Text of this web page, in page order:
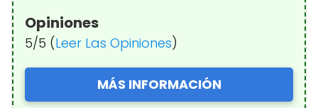
Opiniones
5/5 (Leer Las Opiniones)
MÁS INFORMACIÓN